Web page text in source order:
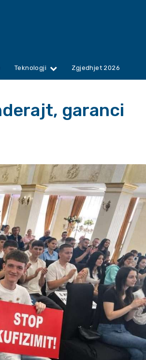
Teknologji Zgjedhjet 2026
garanci